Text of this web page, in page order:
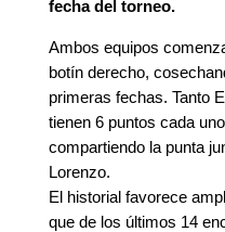
fecha del torneo.
Ambos equipos
botín derecho,
primeras fechas. Tanto
tienen 6 puntos cada
compartiendo la punta
Lorenzo.
El historial favorece
que de los últimos 14